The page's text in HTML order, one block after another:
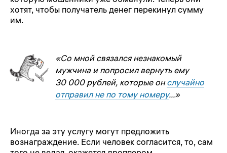
хотят, чтобы получатель денег перекинул сумму
им.
«Со мной связался незнакомый
мужчина и попросил вернуть ему
30 000 рублей, которые онслучайно
отправил не по тому номеру…»
Иногда за эту услугу могут предложить
вознаграждение. Если человек согласится, то, сам